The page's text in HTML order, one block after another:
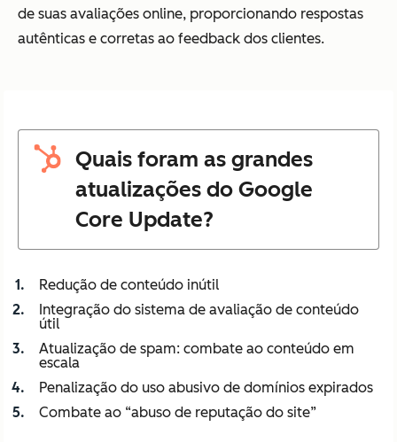
de suas avaliações online, proporcionando respostas
autênticas e corretas ao feedback dos clientes.
Quais foram as grandes
atualizações do Google
Core Update?
Redução de conteúdo inútil
Integração do sistema de avaliação de conteúdo
útil
Atualização de spam: combate ao conteúdo em
escala
Penalização do uso abusivo de domínios expirados
Combate ao “abuso de reputação do site”